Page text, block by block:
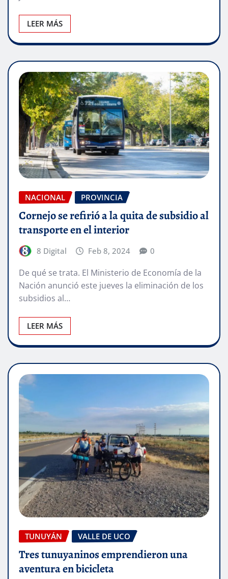
LEER MÁS
NACIONAL PROVINCIA
Cornejo se refirió a la quita de subsidio al
transporte en el interior
8 Digital Feb 8, 2024 0
De qué se trata. El Ministerio de Economía de la
Nación anunció este jueves la eliminación de los
subsidios al…
LEER MÁS
TUNUYÁN VALLE DE UCO
Tres tunuyaninos emprendieron una
aventura en bicicleta